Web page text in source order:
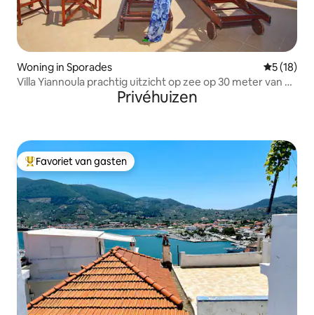
Woning in Sporades
5 (18)
Villa Yiannoula prachtig uitzicht op zee op 30 meter van de
Privéhuizen
Topfavoriet van gasten
Favoriet van gasten